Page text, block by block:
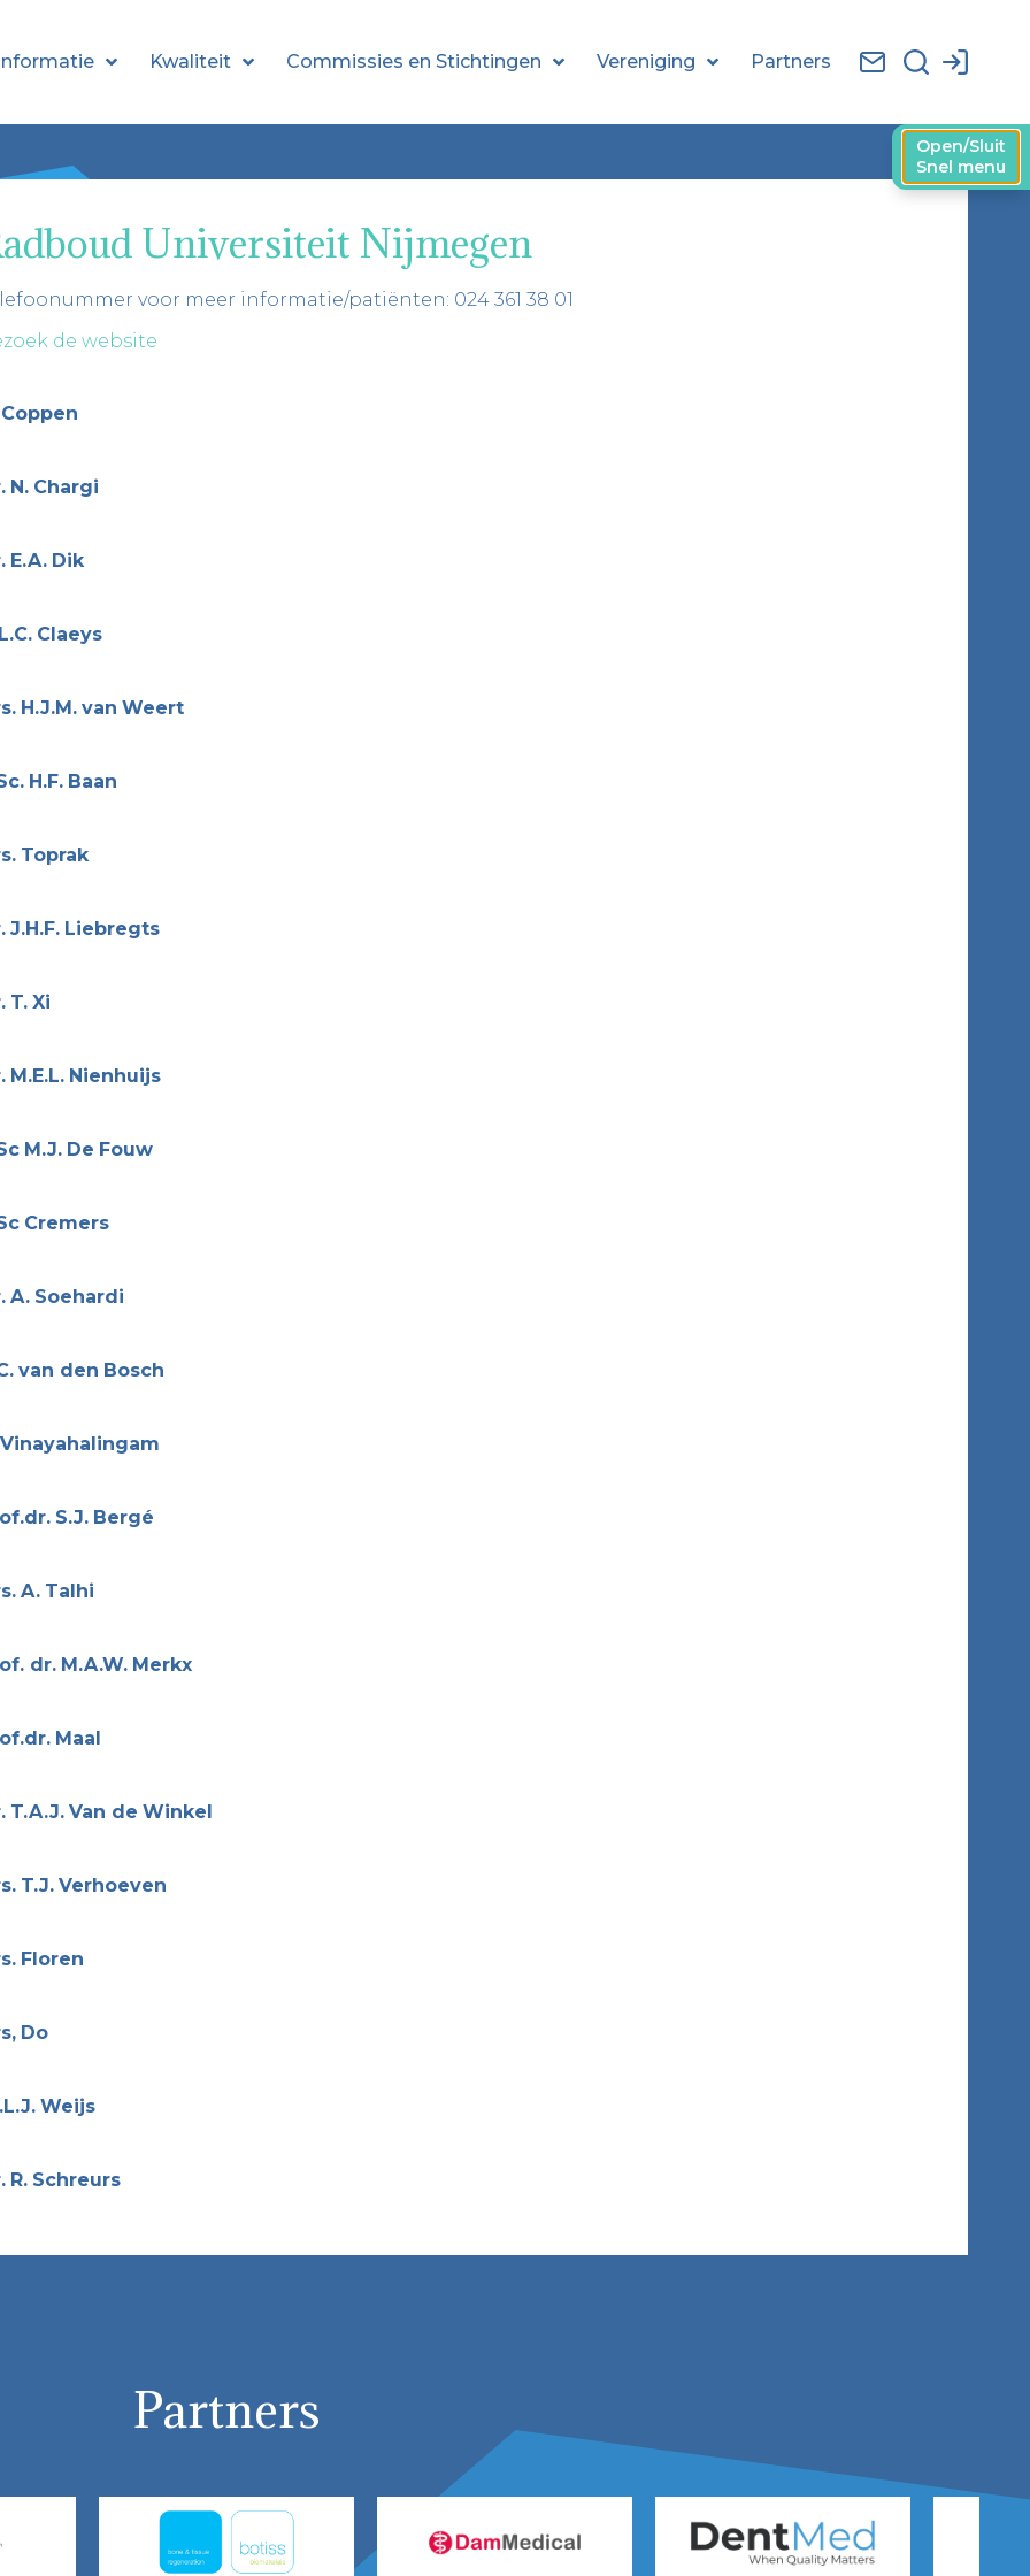
Kwaliteit Commissies en Stichtingen Vereniging Partners
Universiteit Nijmegen
voor meer informatie/patiënten: 024 361 38 01
de website
Coppen
N. Chargi
E.A. Dik
Claeys
H.J.M. van Weert
H.F. Baan
Toprak
J.H.F. Liebregts
T. Xi
M.E.L. Nienhuijs
M.J. De Fouw
Cremers
A. Soehardi
van den Bosch
Vinayahalingam
S.J. Bergé
A. Talhi
dr. M.A.W. Merkx
Maal
T.A.J. Van de Winkel
T.J. Verhoeven
Floren
Do
Weijs
R. Schreurs
Partners
Open/Sluit
Snel menu